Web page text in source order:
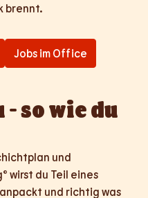
brennt.
Jobs im Office
so wie du
und
wirst du Teil eines
und richtig was